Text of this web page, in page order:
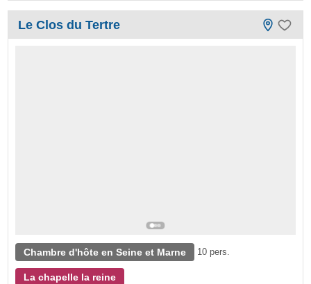
Le Clos du Tertre
Chambre d'hôte en Seine et Marne 10 pers.
La chapelle la reine